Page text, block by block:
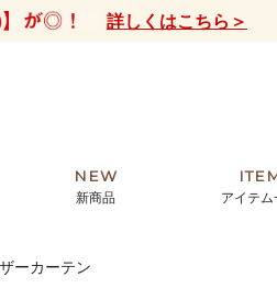
詳しくはこちら＞
NEW
新商品 アイテム
ーカーテン